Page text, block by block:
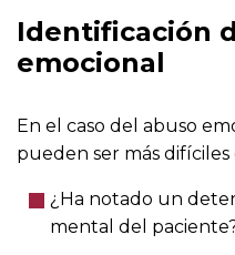
Identificación
emocional
En el caso del abuso
pueden ser más difíciles
¿Ha notado un
mental del